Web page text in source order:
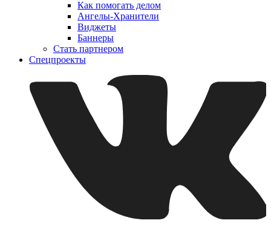
Как помогать делом
Ангелы-Хранители
Виджеты
Баннеры
Стать партнером
Спецпроекты